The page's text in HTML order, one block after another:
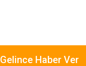
Gelince Haber Ver